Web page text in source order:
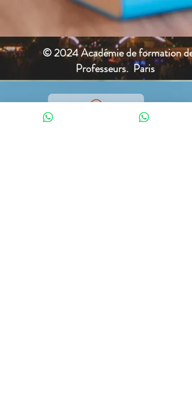
© 2024 Académie de formation des
Professeurs. Paris